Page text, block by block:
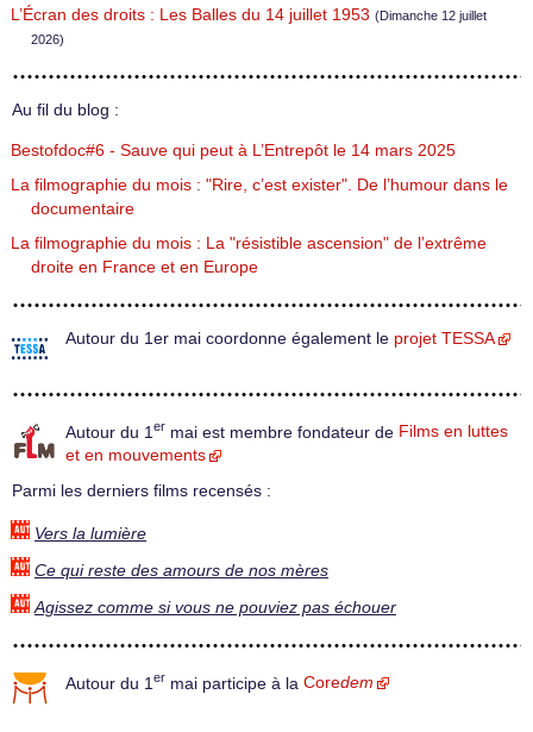
L’Écran des droits : Les Balles du 14 juillet 1953 (Dimanche 12 juillet
2026)
Au fil du blog :
Bestofdoc#6 - Sauve qui peut à L’Entrepôt le 14 mars 2025
La filmographie du mois : "Rire, c’est exister". De l’humour dans le
documentaire
La filmographie du mois : La "résistible ascension" de l’extrême
droite en France et en Europe
Autour du 1er mai coordonne également le projet TESSA
Autour du 1 er mai est membre fondateur de Films en luttes
et en mouvements
Parmi les derniers films recensés :
Vers la lumière
Ce qui reste des amours de nos mères
Agissez comme si vous ne pouviez pas échouer
Autour du 1 er mai participe à la Coredem